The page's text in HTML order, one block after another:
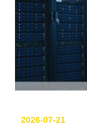
2026-07-21